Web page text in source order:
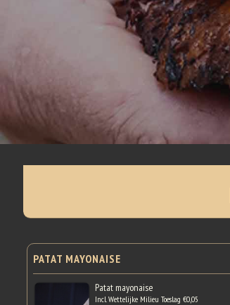
PATAT MAYONAISE
Patat mayonaise
Incl. Wettelijke Milieu Toeslag €0,05